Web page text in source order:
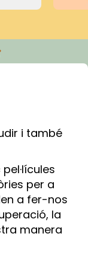
i també
per a
a fer-nos
la
manera